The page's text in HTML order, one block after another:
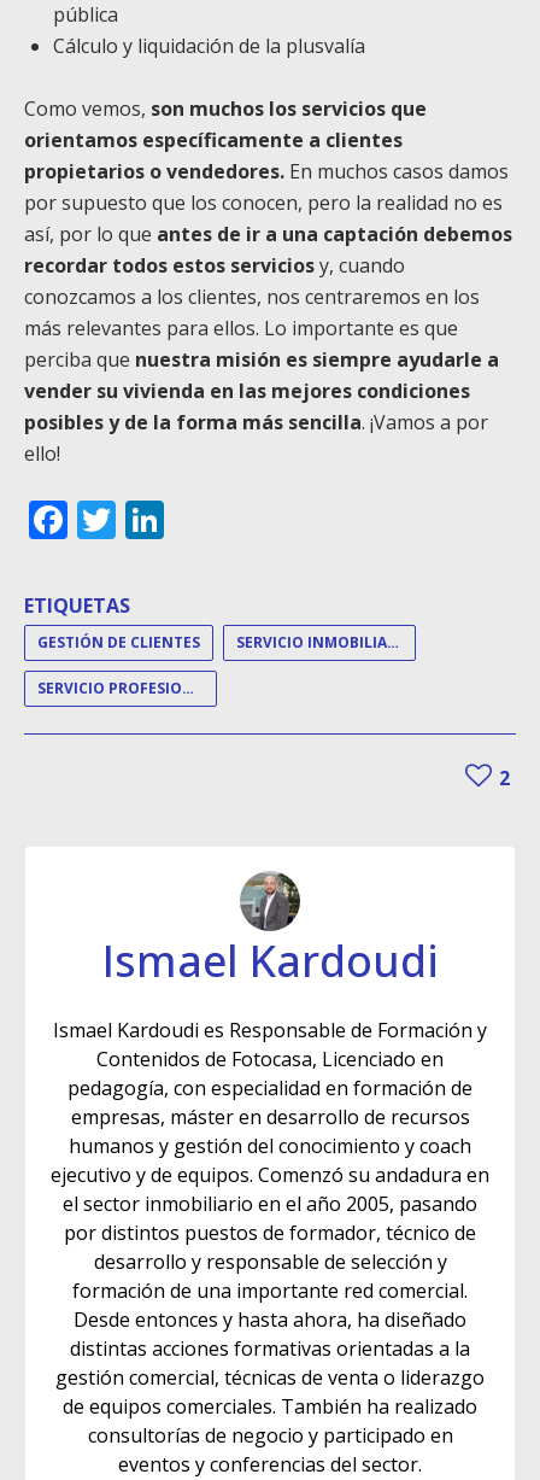
pública
Cálculo y liquidación de la plusvalía
Como vemos, son muchos los servicios que
orientamos específicamente a clientes
propietarios o vendedores. En muchos casos damos
por supuesto que los conocen, pero la realidad no es
así, por lo que antes de ir a una captación debemos
recordar todos estos serviciosy, cuando
conozcamos a los clientes, nos centraremos en los
más relevantes para ellos. Lo importante es que
perciba que nuestra misión es siempre ayudarle a
vender su vivienda en las mejores condiciones
posibles y de la forma más sencilla. ¡Vamos a por
ello!
Facebook
Twitter
ETIQUETAS
GESTIÓN DE CLIENTES SERVICIO INMOBILIARIO
SERVICIO PROFESIONAL
2
Ismael Kardoudi
Ismael Kardoudi es Responsable de Formación y
Contenidos de Fotocasa, Licenciado en
pedagogía, con especialidad en formación de
empresas, máster en desarrollo de recursos
humanos y gestión del conocimiento y coach
ejecutivo y de equipos. Comenzó su andadura en
el sector inmobiliario en el año 2005, pasando
por distintos puestos de formador, técnico de
desarrollo y responsable de selección y
formación de una importante red comercial.
Desde entonces y hasta ahora, ha diseñado
distintas acciones formativas orientadas a la
gestión comercial, técnicas de venta o liderazgo
de equipos comerciales. También ha realizado
consultorías de negocio y participado en
eventos y conferencias del sector.